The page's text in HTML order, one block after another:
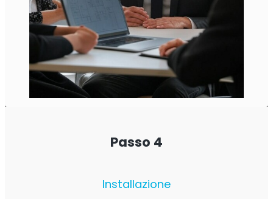
Passo 4
Installazione